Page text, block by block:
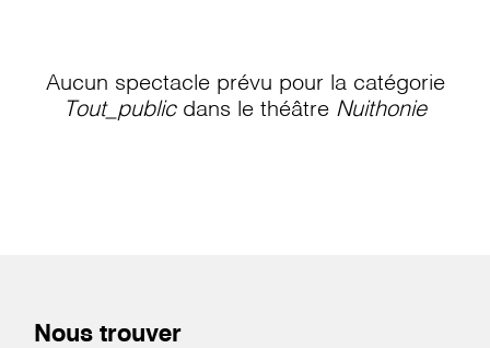
Aucun spectacle prévu pour la catégorie
Tout_publicdans le théâtre Nuithonie
Nous trouver